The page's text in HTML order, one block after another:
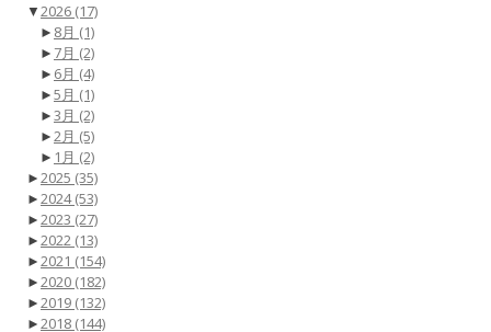
▼2026 (17)
► 8月 (1)
► 7月 (2)
► 6月 (4)
►5月 (1)
►3月 (2)
►2月 (5)
► 1月 (2)
►2025 (35)
►2024(53)
►2023 (27)
►2022 (13)
►2021 (154)
►2020 (182)
►2019 (132)
►2018 (144)